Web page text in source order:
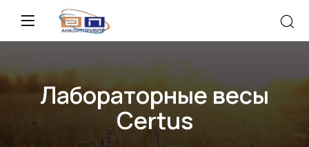
Лабораторные весы
Certus